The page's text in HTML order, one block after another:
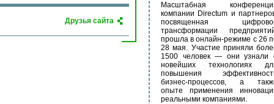
Друзья сайта
Масштабная
компании Directum и
посвященная
трансформации
прошла в онлайн-режиме с 26
28 мая. Участие приняли
1500 человек — они узнали
новейших технологиях
повышения
бизнес-процессов, а
опыте применения
реальными компаниями.